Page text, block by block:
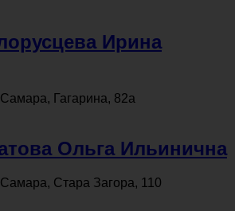
Ирина
Гагарина, 82а
Ольга Ильинична
Стара Загора, 110